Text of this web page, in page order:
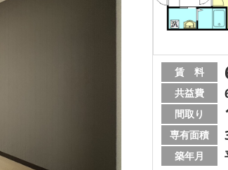
賃 料
共益費
間取り
専有面積
築年月